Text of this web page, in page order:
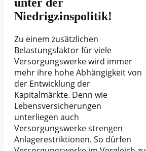
Niedrigzinspolitik!
Zu einem zusätzlichen
Belastungsfaktor für viele
Versorgungswerke wird immer
mehr ihre hohe Abhängigkeit von
der Entwicklung der
Kapitalmärkte. Denn wie
Lebensversicherungen
unterliegen auch
Versorgungswerke strengen
Anlagerestriktionen. So dürfen